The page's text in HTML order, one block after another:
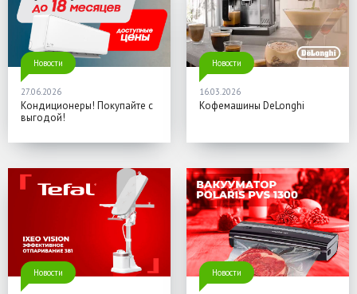
Новости
27.06.2026
Кондиционеры! Покупайте с
выгодой!
Новости
16.03.2026
Кофемашины DeLonghi
Новости Новости